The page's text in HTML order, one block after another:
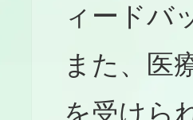
ィードバ
また、医
を受けら